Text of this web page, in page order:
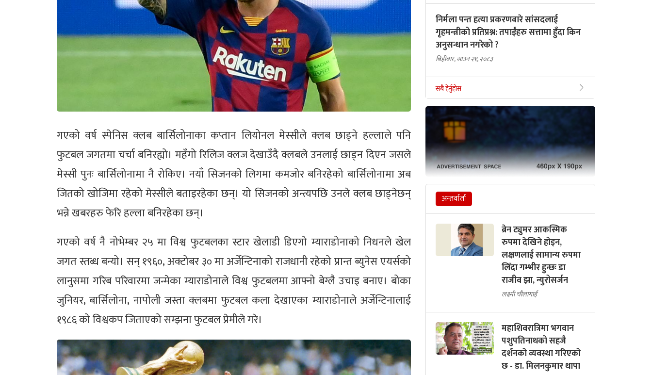
गएको वर्ष स्पेनिस क्लब बार्सिलोनाका कप्तान लियोनल मेस्सीले क्लब छाड्ने हल्लाले पनि
फुटबल जगतमा चर्चा बनिरह्यो। महँगो रिलिज क्लज देखाउँदै क्लबले उनलाई छाड्न दिएन जसले
मेस्सी पुनः बार्सिलोनामा नै रोकिए। नयाँ सिजनको लिगमा कमजोर बनिरहेको बार्सिलोनामा अब
जितको खोजिमा रहेको मेस्सीले बताइरहेका छन्। यो सिजनको अन्त्यपछि उनले क्लब छाड्नेछन्
भन्ने खबरहरु फेरि हल्ला बनिरहेका छन्।
गएको वर्ष नै नोभेम्बर २५ मा विश्व फुटबलका स्टार खेलाडी डिएगो म्याराडोनाको निधनले खेल
जगत स्तब्ध बन्यो। सन् १९६०, अक्टोबर ३० मा अर्जेन्टिनाको राजधानी रहेको प्रान्त ब्युनेस एयर्सको
लानुसमा गरिब परिवारमा जन्मेका म्याराडोनाले विश्व फुटबलमा आफ्नो बेग्लै उचाइ बनाए। बोका
जुनियर, बार्सिलोना, नापोली जस्ता क्लबमा फुटबल कला देखाएका म्याराडोनाले अर्जेन्टिनालाई
१९८६ को विश्वकप जिताएको सम्झना फुटबल प्रेमीले गरे।
निर्मला पन्त हत्या प्रकरणबारे सांसदलाई
गृहमन्त्रीको प्रतिप्रश्न: तपाईंहरु सत्तामा हुँदा किन
अनुसन्धान नगरेको ?
बिहीबार, साउन २१, २०८३
सबै हेर्नुहोस
अन्तर्वार्ता
ब्रेन ट्युमर आकस्मिक
रुपमा देखिने होइन,
लक्षणलाई सामान्य रुपमा
लिँदा गम्भीर हुन्छः डा
राजीव झा, न्युरोसर्जन
लक्ष्मी चौलागाईं
महाशिवरात्रिमा भगवान
पशुपतिनाथको सहजै
दर्शनको व्यवस्था गरिएको
छ - डा. मिलनकुमार थापा